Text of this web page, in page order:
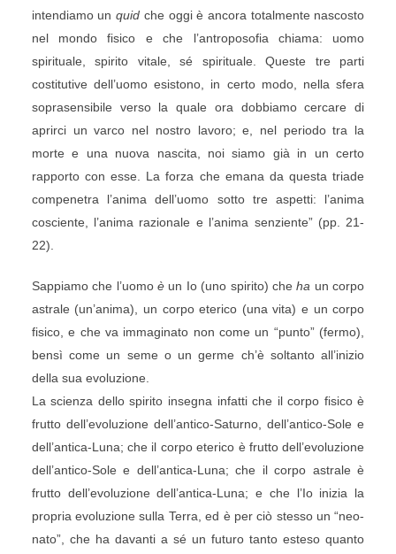
intendiamo unquid che oggi è ancora totalmente nascosto
nel mondo fisico e che l’antroposofia chiama: uomo
spirituale, spirito vitale, sé spirituale. Queste tre parti
costitutive dell’uomo esistono, in certo modo, nella sfera
soprasensibile verso la quale ora dobbiamo cercare di
aprirci un varco nel nostro lavoro; e, nel periodo tra la
morte e una nuova nascita, noi siamo già in un certo
rapporto con esse. La forza che emana da questa triade
compenetra l’anima dell’uomo sotto tre aspetti: l’anima
cosciente, l’anima razionale e l’anima senziente” (pp. 21-
22).
Sappiamo che l’uomoè un Io (uno spirito) cheha un corpo
astrale (un’anima), un corpo eterico (una vita) e un corpo
fisico, e che va immaginato non come un “punto” (fermo),
bensì come un seme o un germe ch’è soltanto all’inizio
della sua evoluzione.
La scienza dello spirito insegna infatti che il corpo fisico è
frutto dell’evoluzione dell’antico-Saturno, dell’antico-Sole e
dell’antica-Luna; che il corpo eterico è frutto dell’evoluzione
dell’antico-Sole e dell’antica-Luna; che il corpo astrale è
frutto dell’evoluzione dell’antica-Luna; e che l’Io inizia la
propria evoluzione sulla Terra, ed è per ciò stesso un “neo-
nato”, che ha davanti a sé un futuro tanto esteso quanto